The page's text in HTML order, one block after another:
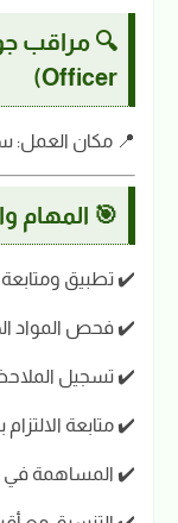
Officer)
📍 مكان العمل:
🎯 المهام
✔️ تطبيق ومتابعة
✔️ فحص المواد
✔️ تسجيل
✔️ متابعة
✔️ المساهمة في